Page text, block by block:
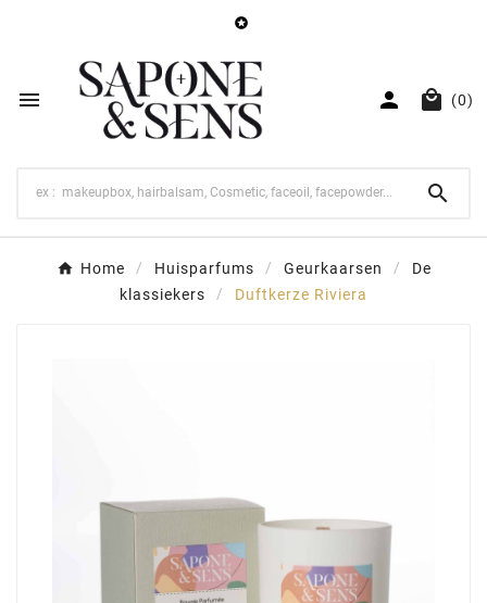

   (0)

Home Huisparfums Geurkaarsen
De
klassiekers
Duftkerze Riviera